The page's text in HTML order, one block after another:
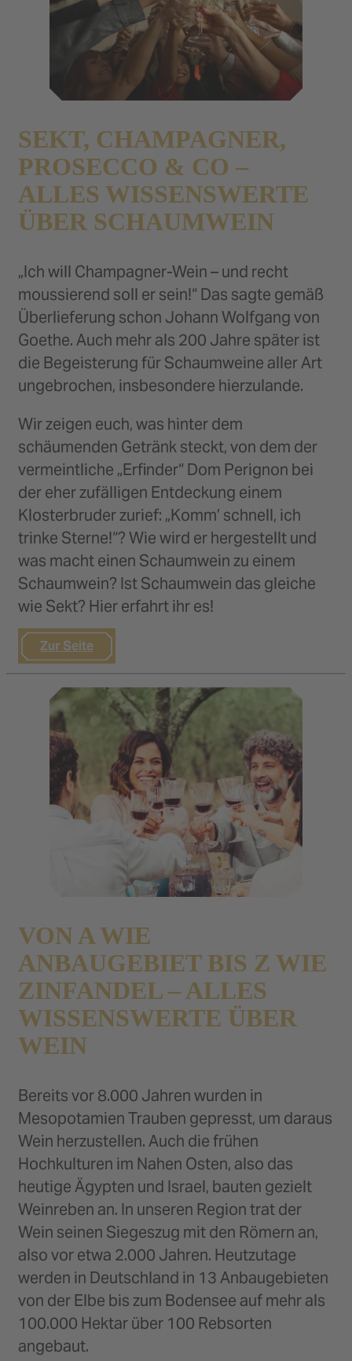
SEKT, CHAMPAGNER,
PROSECCO & CO –
ALLES WISSENSWERTE
ÜBER SCHAUMWEIN
„Ich will Champagner-Wein – und recht
moussierend soll er sein!“ Das sagte gemäß
Überlieferung schon Johann Wolfgang von
Goethe. Auch mehr als 200 Jahre später ist
die Begeisterung für Schaumweine aller Art
ungebrochen, insbesondere hierzulande.
Wir zeigen euch, was hinter dem
schäumenden Getränk steckt, von dem der
vermeintliche „Erfinder“ Dom Perignon bei
der eher zufälligen Entdeckung einem
Klosterbruder zurief: „Komm’ schnell, ich
trinke Sterne!“? Wie wird er hergestellt und
was macht einen Schaumwein zu einem
Schaumwein? Ist Schaumwein das gleiche
wie Sekt? Hier erfahrt ihr es!
Zur Seite
VON A WIE
ANBAUGEBIET BIS Z WIE
ZINFANDEL – ALLES
WISSENSWERTE ÜBER
WEIN
Bereits vor 8.000 Jahren wurden in
Mesopotamien Trauben gepresst, um daraus
Wein herzustellen. Auch die frühen
Hochkulturen im Nahen Osten, also das
heutige Ägypten und Israel, bauten gezielt
Weinreben an. In unseren Region trat der
Wein seinen Siegeszug mit den Römern an,
also vor etwa 2.000 Jahren. Heutzutage
werden in Deutschland in 13 Anbaugebieten
von der Elbe bis zum Bodensee auf mehr als
100.000 Hektar über 100 Rebsorten
angebaut.